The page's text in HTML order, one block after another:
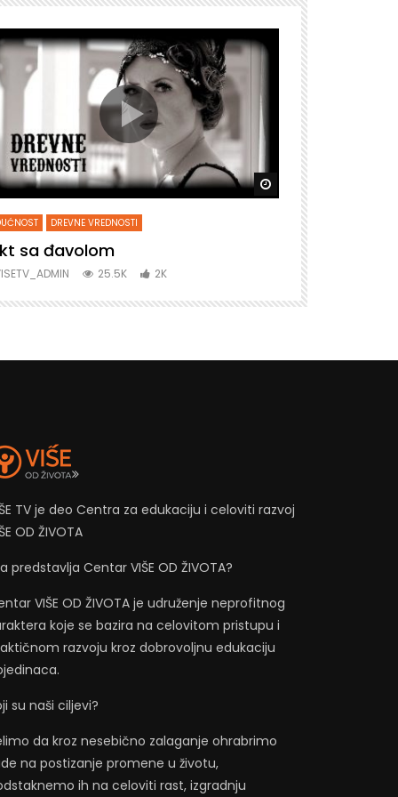
Gledaj kasnije
DREVNE VREDNOSTI
sa đavolom
25.5K 2K
Soba
TV je deo Centra za edukaciju i celoviti razvoj
OD ŽIVOTA
predstavlja Centar VIŠE OD ŽIVOTA?
VIŠE OD ŽIVOTA je udruženje neprofitnog
koje se bazira na celovitom pristupu i
razvoju kroz dobrovoljnu edukaciju
su naši ciljevi?
da kroz nesebično zalaganje ohrabrimo
na postizanje promene u životu,
ih na celoviti rast, izgradnju